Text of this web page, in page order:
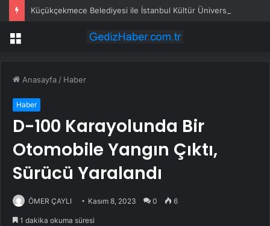
Menü
Anasayfa / Haber
Haber
D-100 Karayolunda Bir
Otomobile Yangın Çıktı,
Sürücü Yaralandı
ÖMER ÇAYLI Kasım 8, 2023 0 6
1 dakika okuma süresi